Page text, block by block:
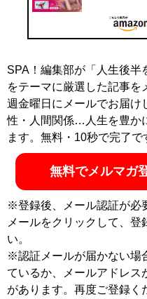
SPA！編集部が「人生後半
をテーマに厳選した記事を
週金曜日にメールでお届け
性・人間関係…人生を豊か
ます。無料・10秒で完了で
無料でメルマ
※登録後、メール認証が必
メールをクリックして、登
い。
※認証メールが届かない場
ているか、メールアドレス
があります。再度ご登録く